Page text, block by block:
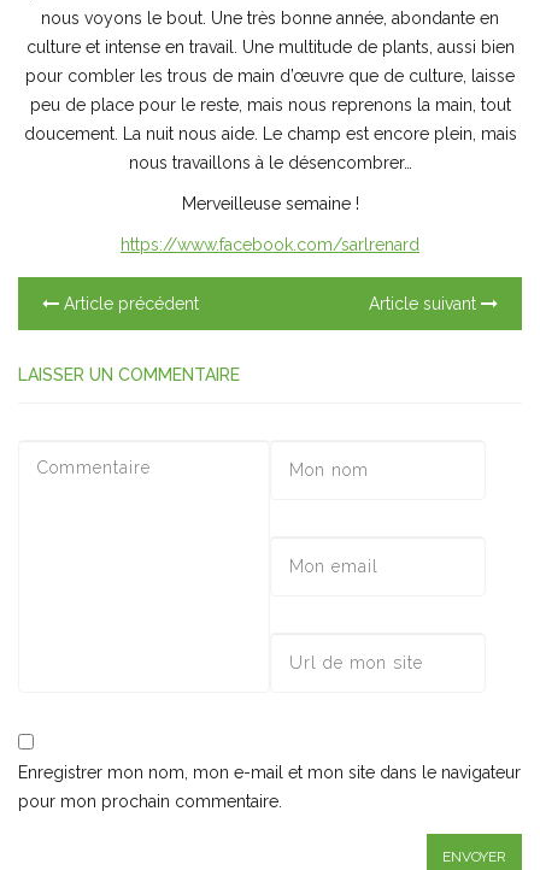
nous voyons le bout. Une très bonne année, abondante en
culture et intense en travail. Une multitude de plants, aussi bien
pour combler les trous de main d’œuvre que de culture, laisse
peu de place pour le reste, mais nous reprenons la main, tout
doucement. La nuit nous aide. Le champ est encore plein, mais
nous travaillons à le désencombrer…
Merveilleuse semaine !
https://www.facebook.com/sarlrenard
Article précédent Article suivant
LAISSER UN COMMENTAIRE
Enregistrer mon nom, mon e-mail et mon site dans le navigateur
pour mon prochain commentaire.